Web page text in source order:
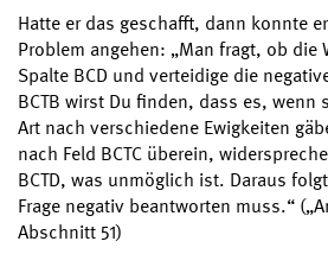
Hatte er das geschafft, dann konnte
Problem angehen: „Man fragt, ob die
Spalte BCD und verteidige die
BCTB wirst Du finden, dass es, wenn
Art nach verschiedene Ewigkeiten
nach Feld BCTC überein,
BCTD, was unmöglich ist. Daraus
Frage negativ beantworten muss.“
Abschnitt 51)